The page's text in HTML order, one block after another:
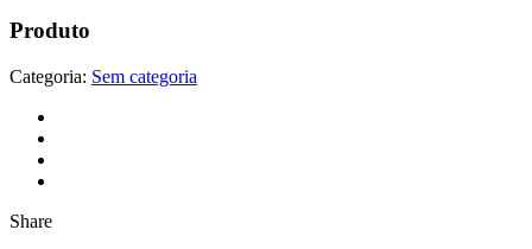
Produto
Categoria: Sem categoria
Share